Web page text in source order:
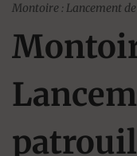
Montoire : Lancement